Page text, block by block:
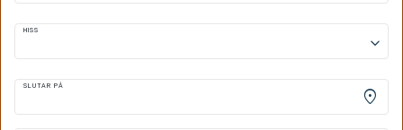
HISS
keyboard_arrow_down
SLUTAR PÅ
location_on